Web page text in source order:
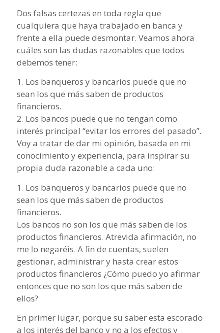
Dos falsas certezas en toda regla que
cualquiera que haya trabajado en banca y
frente a ella puede desmontar. Veamos ahora
cuáles son las dudas razonables que todos
debemos tener:
1. Los banqueros y bancarios puede que no
sean los que más saben de productos
financieros.
2. Los bancos puede que no tengan como
interés principal “evitar los errores del pasado”.
Voy a tratar de dar mi opinión, basada en mi
conocimiento y experiencia, para inspirar su
propia duda razonable a cada uno:
1. Los banqueros y bancarios puede que no
sean los que más saben de productos
financieros.
Los bancos no son los que más saben de los
productos financieros. Atrevida afirmación, no
me lo negaréis. A fin de cuentas, suelen
gestionar, administrar y hasta crear estos
productos financieros ¿Cómo puedo yo afirmar
entonces que no son los que más saben de
ellos?
En primer lugar, porque su saber esta escorado
a los interés del banco y no a los efectos y